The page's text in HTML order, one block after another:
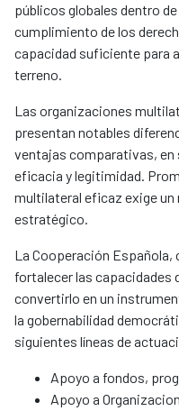
públicos globales dentro
cumplimiento de los
capacidad suficiente para
terreno.
Las organizaciones
presentan notables
ventajas comparativas, en
eficacia y legitimidad.
multilateral eficaz exige
estratégico.
La Cooperación Española,
fortalecer las capacidades
convertirlo en un
la gobernabilidad
siguientes líneas de
Apoyo a fondos,
Apoyo a